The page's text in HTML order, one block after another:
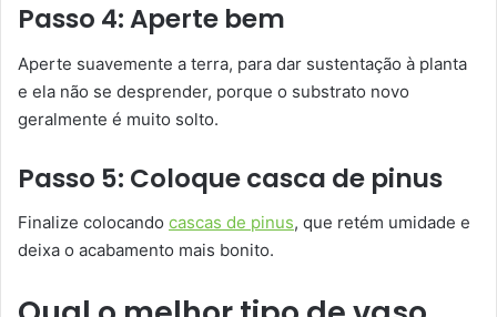
Passo 4: Aperte bem
Aperte suavemente a terra, para dar sustentação à planta
e ela não se desprender, porque o substrato novo
geralmente é muito solto.
Passo 5: Coloque casca de pinus
Finalize colocando cascas de pinus, que retém umidade e
deixa o acabamento mais bonito.